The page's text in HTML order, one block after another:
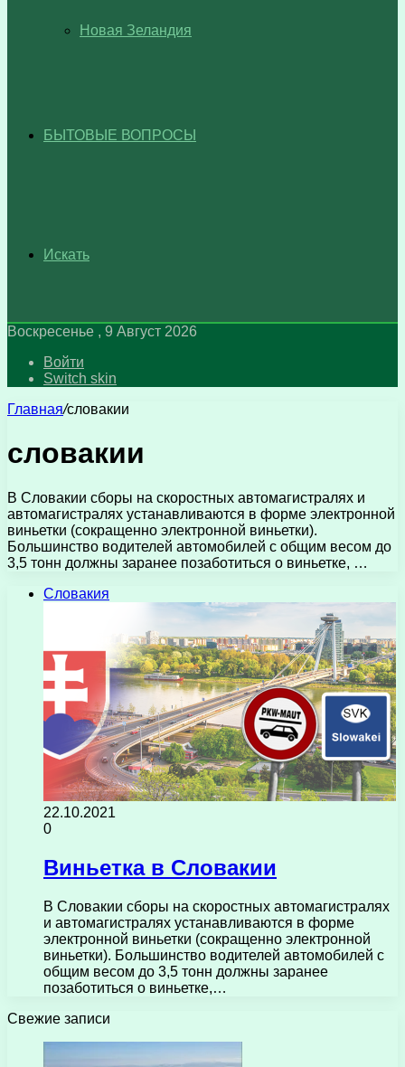
Новая Зеландия
БЫТОВЫЕ ВОПРОСЫ
Искать
Воскресенье , 9 Август 2026
Войти
Switch skin
Главная/словакии
словакии
В Словакии сборы на скоростных автомагистралях и
автомагистралях устанавливаются в форме электронной
виньетки (сокращенно электронной виньетки).
Большинство водителей автомобилей с общим весом до
3,5 тонн должны заранее позаботиться о виньетке, …
Словакия
22.10.2021
0
Виньетка в Словакии
В Словакии сборы на скоростных автомагистралях
и автомагистралях устанавливаются в форме
электронной виньетки (сокращенно электронной
виньетки). Большинство водителей автомобилей с
общим весом до 3,5 тонн должны заранее
позаботиться о виньетке,…
Свежие записи